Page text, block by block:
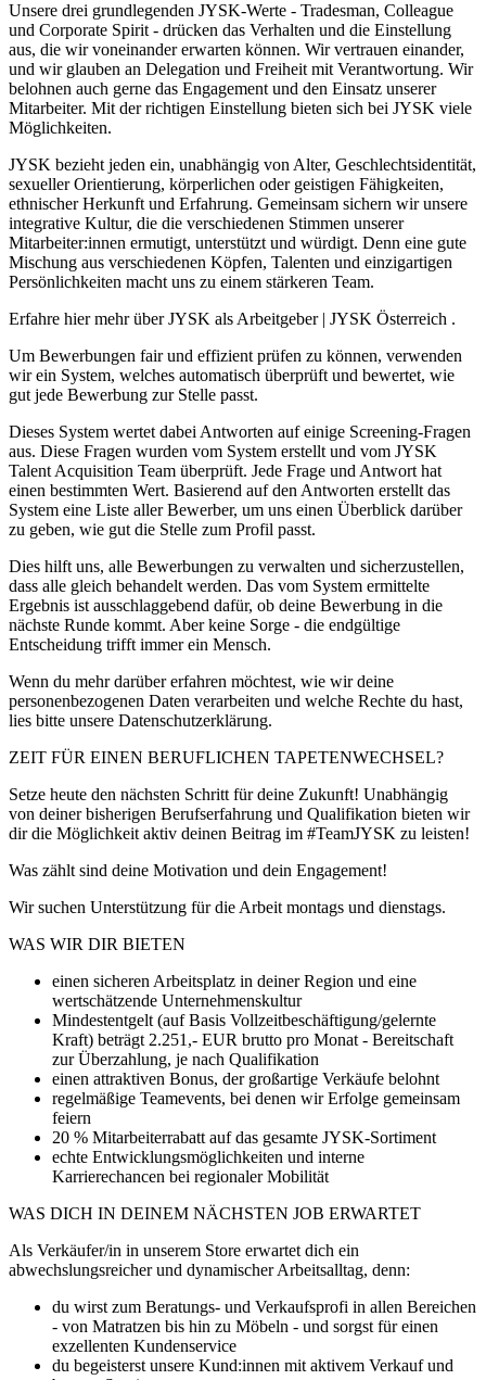
Unsere drei grundlegenden JYSK-Werte - Tradesman, Colleague
und Corporate Spirit - drücken das Verhalten und die Einstellung
aus, die wir voneinander erwarten können. Wir vertrauen einander,
und wir glauben an Delegation und Freiheit mit Verantwortung. Wir
belohnen auch gerne das Engagement und den Einsatz unserer
Mitarbeiter. Mit der richtigen Einstellung bieten sich bei JYSK viele
Möglichkeiten.
JYSK bezieht jeden ein, unabhängig von Alter, Geschlechtsidentität,
sexueller Orientierung, körperlichen oder geistigen Fähigkeiten,
ethnischer Herkunft und Erfahrung. Gemeinsam sichern wir unsere
integrative Kultur, die die verschiedenen Stimmen unserer
Mitarbeiter:innen ermutigt, unterstützt und würdigt. Denn eine gute
Mischung aus verschiedenen Köpfen, Talenten und einzigartigen
Persönlichkeiten macht uns zu einem stärkeren Team.
Erfahre hier mehr über JYSK als Arbeitgeber | JYSK Österreich .
Um Bewerbungen fair und effizient prüfen zu können, verwenden
wir ein System, welches automatisch überprüft und bewertet, wie
gut jede Bewerbung zur Stelle passt.
Dieses System wertet dabei Antworten auf einige Screening-Fragen
aus. Diese Fragen wurden vom System erstellt und vom JYSK
Talent Acquisition Team überprüft. Jede Frage und Antwort hat
einen bestimmten Wert. Basierend auf den Antworten erstellt das
System eine Liste aller Bewerber, um uns einen Überblick darüber
zu geben, wie gut die Stelle zum Profil passt.
Dies hilft uns, alle Bewerbungen zu verwalten und sicherzustellen,
dass alle gleich behandelt werden. Das vom System ermittelte
Ergebnis ist ausschlaggebend dafür, ob deine Bewerbung in die
nächste Runde kommt. Aber keine Sorge - die endgültige
Entscheidung trifft immer ein Mensch.
Wenn du mehr darüber erfahren möchtest, wie wir deine
personenbezogenen Daten verarbeiten und welche Rechte du hast,
lies bitte unsere Datenschutzerklärung.
ZEIT FÜR EINEN BERUFLICHEN TAPETENWECHSEL?
Setze heute den nächsten Schritt für deine Zukunft! Unabhängig
von deiner bisherigen Berufserfahrung und Qualifikation bieten wir
dir die Möglichkeit aktiv deinen Beitrag im #TeamJYSK zu leisten!
Was zählt sind deine Motivation und dein Engagement!
Wir suchen Unterstützung für die Arbeit montags und dienstags.
WAS WIR DIR BIETEN
einen sicheren Arbeitsplatz in deiner Region und eine
wertschätzende Unternehmenskultur
Mindestentgelt (auf Basis Vollzeitbeschäftigung/gelernte
Kraft) beträgt 2.251,- EUR brutto pro Monat - Bereitschaft
zur Überzahlung, je nach Qualifikation
einen attraktiven Bonus, der großartige Verkäufe belohnt
regelmäßige Teamevents, bei denen wir Erfolge gemeinsam
feiern
20 % Mitarbeiterrabatt auf das gesamte JYSK-Sortiment
echte Entwicklungsmöglichkeiten und interne
Karrierechancen bei regionaler Mobilität
WAS DICH IN DEINEM NÄCHSTEN JOB ERWARTET
Als Verkäufer/in in unserem Store erwartet dich ein
abwechslungsreicher und dynamischer Arbeitsalltag, denn:
du wirst zum Beratungs- und Verkaufsprofi in allen Bereichen
- von Matratzen bis hin zu Möbeln - und sorgst für einen
exzellenten Kundenservice
du begeisterst unsere Kund:innen mit aktivem Verkauf und